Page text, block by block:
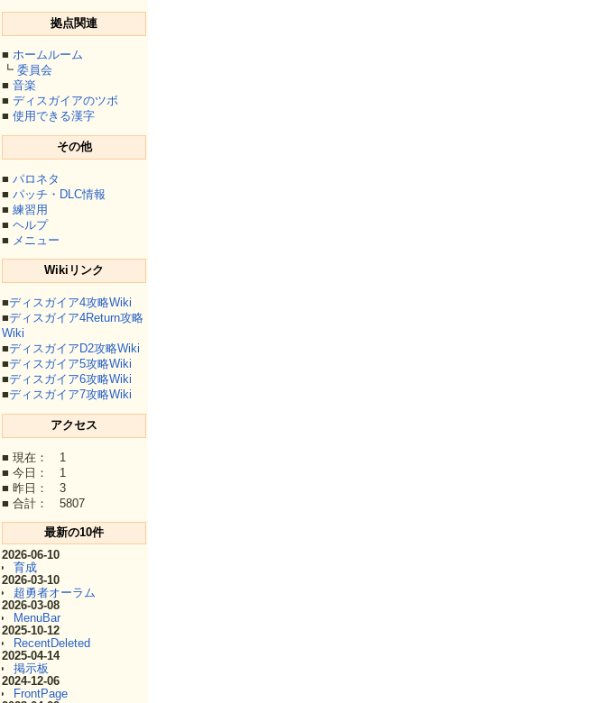
拠点関連
■ ホームルーム
┗ 委員会
■ 音楽
■ ディスガイアのツボ
■ 使用できる漢字
その他
■ パロネタ
■ パッチ・DLC情報
■ 練習用
■ ヘルプ
■ メニュー
Wikiリンク
■ディスガイア4攻略Wiki
■ディスガイア4Return攻略
Wiki
■ディスガイアD2攻略Wiki
■ディスガイア5攻略Wiki
■ディスガイア6攻略Wiki
■ディスガイア7攻略Wiki
アクセス
■ 現在： 1
■ 今日： 1
■ 昨日： 3
■ 合計： 5807
最新の10件
2026-06-10
育成
2026-03-10
超勇者オーラム
2026-03-08
MenuBar
2025-10-12
RecentDeleted
2025-04-14
掲示板
2024-12-06
FrontPage